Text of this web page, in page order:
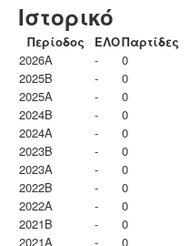
Ιστορικό
Περίοδος ΕΛΟΠαρτίδες
2026A
-
0
2025B
-
0
2025A
-
0
2024B
-
0
2024A
-
0
2023B
-
0
2023Α
-
0
2022B
-
0
2022A
-
0
2021B
-
0
2021A
- 0